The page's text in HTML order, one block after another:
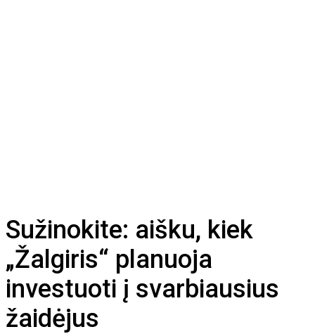
Sužinokite: aišku, kiek
„Žalgiris“ planuoja
investuoti į svarbiausius
žaidėjus